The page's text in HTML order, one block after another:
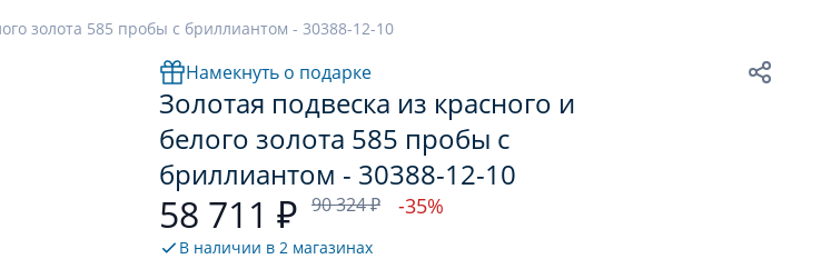
золота 585 пробы с бриллиантом - 30388-12-10
Намекнуть о подарке
Золотая подвеска из красного и
белого золота 585 пробы с
бриллиантом - 30388-12-10
58 711 ₽ 90 324 ₽ -35%
В наличии в 2 магазинах